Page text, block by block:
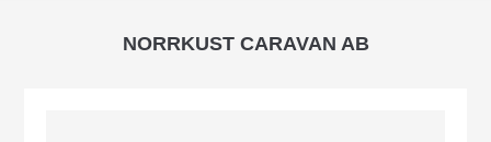
NORRKUST CARAVAN AB